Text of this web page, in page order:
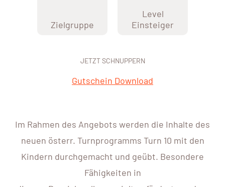
Zielgruppe
Level
Einsteiger
JETZT SCHNUPPERN
Gutschein Download
Im Rahmen des Angebots werden die Inhalte des
neuen österr. Turnprogramms Turn 10 mit den
Kindern durchgemacht und geübt. Besondere
Fähigkeiten in